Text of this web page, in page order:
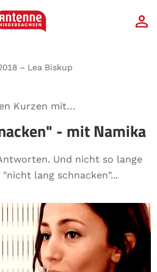
– Lea Biskup
Kurzen mit...
- mit Namika
Und nicht so lange
lang schnacken"...